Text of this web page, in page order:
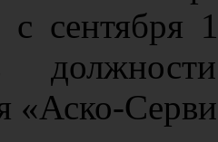
с
«Аско-